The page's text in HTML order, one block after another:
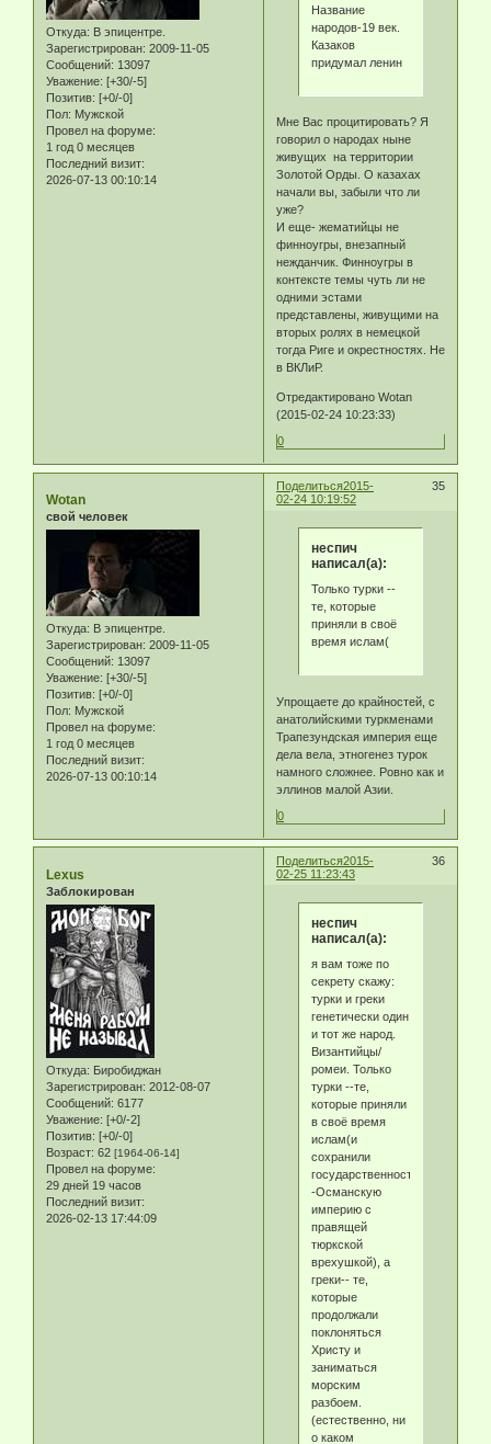
Откуда: В эпицентре.
Зарегистрирован: 2009-11-05
Сообщений: 13097
Уважение: [+30/-5]
Позитив: [+0/-0]
Пол: Мужской
Провел на форуме:
1 год 0 месяцев
Последний визит:
2026-07-13 00:10:14
Название
народов-19 век.
Казаков
придумал ленин
Мне Вас процитировать? Я
говорил о народах ныне
живущих на территории
Золотой Орды. О казахах
начали вы, забыли что ли
уже?
И еще- жематийцы не
финноугры, внезапный
нежданчик. Финноугры в
контексте темы чуть ли не
одними эстами
представлены, живущими на
вторых ролях в немецкой
тогда Риге и окрестностях. Не
в ВКЛиР.
Отредактировано Wotan
(2015-02-24 10:23:33)
0
Поделиться 35
2015-
02-24 10:19:52
Wotan
свой человек
Откуда: В эпицентре.
Зарегистрирован: 2009-11-05
Сообщений: 13097
Уважение: [+30/-5]
Позитив: [+0/-0]
Пол: Мужской
Провел на форуме:
1 год 0 месяцев
Последний визит:
2026-07-13 00:10:14
неспич
написал(а):
Только турки --
те, которые
приняли в своё
время ислам(
Упрощаете до крайностей, с
анатолийскими туркменами
Трапезундская империя еще
дела вела, этногенез турок
намного сложнее. Ровно как и
эллинов малой Азии.
0
Поделиться 36
2015-
02-25 11:23:43
Lexus
Заблокирован
Откуда: Биробиджан
Зарегистрирован: 2012-08-07
Сообщений: 6177
Уважение: [+0/-2]
Позитив: [+0/-0]
Возраст: 62 [1964-06-14]
Провел на форуме:
29 дней 19 часов
Последний визит:
2026-02-13 17:44:09
неспич
написал(а):
я вам тоже по
секрету скажу:
турки и греки
генетически один
и тот же народ.
Византийцы/
ромеи. Только
турки --те,
которые приняли
в своё время
ислам(и
сохранили
государственность-
-Османскую
империю с
правящей
тюркской
врехушкой), а
греки-- те,
которые
продолжали
поклоняться
Христу и
заниматься
морским
разбоем.
(естественно, ни
о каком